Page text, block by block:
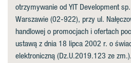
otrzymywanie od YIT Development
Warszawie (02-922), przy ul.
handlowej o promocjach i ofertach
ustawą z dnia 18 lipca 2002 r. o
elektroniczną (Dz.U.2019.123 ze zm.).